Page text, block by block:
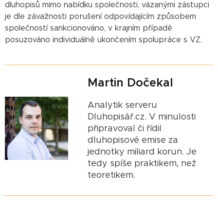
dluhopisů mimo nabídku společnosti, vázanými zástupci
je dle závažnosti porušení odpovídajícím způsobem
společností sankcionováno, v krajním případě
posuzováno individuálně ukončením spolupráce s VZ.
Martin Dočekal
Analytik serveru
Dluhopisář.cz. V minulosti
připravoval či řídil
dluhopisové emise za
jednotky miliard korun. Je
tedy spíše praktikem, než
teoretikem.